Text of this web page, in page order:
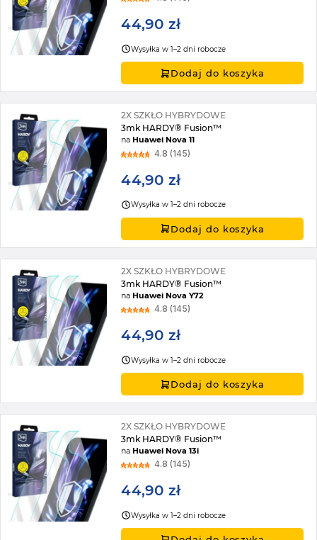
44,90 zł
Wysyłka w 1–2 dni robocze
Dodaj do koszyka
2X SZKŁO HYBRYDOWE
3mk HARDY® Fusion™
naHuawei Nova 11
4.8 (145)
44,90 zł
Wysyłka w 1–2 dni robocze
Dodaj do koszyka
2X SZKŁO HYBRYDOWE
3mk HARDY® Fusion™
naHuawei Nova Y72
4.8 (145)
44,90 zł
Wysyłka w 1–2 dni robocze
Dodaj do koszyka
2X SZKŁO HYBRYDOWE
3mk HARDY® Fusion™
naHuawei Nova 13i
4.8 (145)
44,90 zł
Wysyłka w 1–2 dni robocze